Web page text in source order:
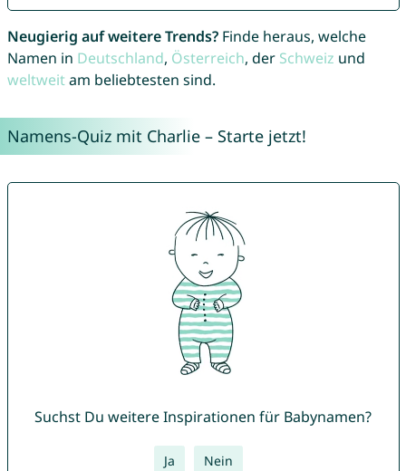
Neugierig auf weitere Trends?Finde heraus, welche
Namen in Deutschland, Österreich, der Schweiz und
weltweitam beliebtesten sind.
Namens-Quiz mit Charlie – Starte jetzt!
Suchst Du weitere Inspirationen für Babynamen?
Ja Nein